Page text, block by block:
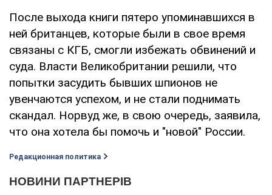
После выхода книги пятеро упоминавшихся в
ней британцев, которые были в свое время
связаны с КГБ, смогли избежать обвинений и
суда. Власти Великобритании решили, что
попытки засудить бывших шпионов не
увенчаются успехом, и не стали поднимать
скандал. Норвуд же, в свою очередь, заявила,
что она хотела бы помочь и "новой" России.
Редакционная политика